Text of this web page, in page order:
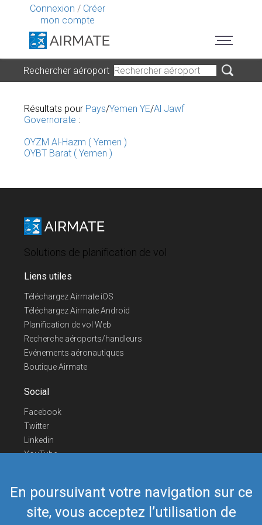
Connexion / Créer
mon compte
En poursuivant votre navigation sur ce
site, vous acceptez l’utilisation de
Rechercher aéroport
Résultats pour Pays/Yemen YE/Al Jawf
Governorate :
OYZM Al-Hazm ( Yemen )
OYBT Barat ( Yemen )
Solutions de planification de vol
Liens utiles
Téléchargez Airmate iOS
Téléchargez Airmate Android
Planification de vol Web
Recherche aéroports/handleurs
Evénements aéronautiques
Boutique Airmate
Social
Facebook
Twitter
Linkedin
YouTube
Nous contacter
Téléphone Europe+352 26441835